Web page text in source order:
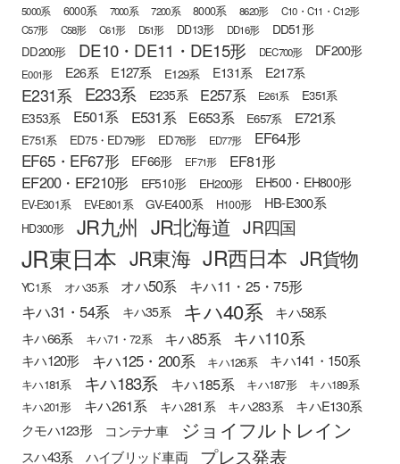
5000系 6000系 7000系 7200系 8000系 8620形
C10・C11・C12形
C57形
C58形 C61形 D51形 DD13形 DD16形 DD51形
DD200形 DE10・DE11・DE15形 DEC700形 DF200形
E001形 E26系 E127系 E129系 E131系 E217系
E231系 E233系 E235系 E257系 E261系 E351系
E353系 E501系 E531系 E653系 E657系 E721系
E751系 ED75・ED79形 ED76形 ED77形 EF64形
EF65・EF67形 EF66形 EF71形
EF81形
EF200・EF210形
EF510形 EH200形 EH500・EH800形
EV-E301系 EV-E801系 GV-E400系 H100形 HB-E300系
HD300形 JR九州 JR北海道 JR四国
JR東日本 JR東海 JR西日本 JR貨物
YC1系 オハ35系 オハ50系 キハ11・25・75形
キハ31・54系 キハ35系 キハ40系 キハ58系
キハ66系 キハ71・72系 キハ85系 キハ110系
キハ120形 キハ125・200系 キハ126系 キハ141・150系
キハ181系 キハ183系 キハ185系 キハ187形
キハ189系
キハ201形
キハ261系 キハ281系 キハ283系
キハE130系
クモハ123形
コンテナ車 ジョイフルトレイン
スハ43系 ハイブリッド車両 プレス発表